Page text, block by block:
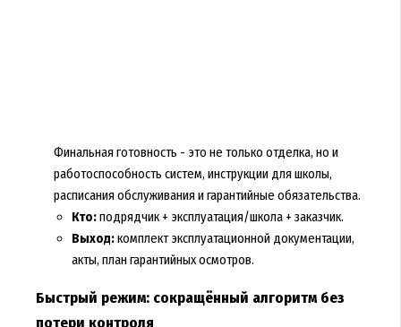
Финальная готовность - это не только отделка, но и
работоспособность систем, инструкции для школы,
расписания обслуживания и гарантийные обязательства.
Кто:подрядчик + эксплуатация/школа + заказчик.
Выход:комплект эксплуатационной документации,
акты, план гарантийных осмотров.
Быстрый режим: сокращённый алгоритм без
потери контроля